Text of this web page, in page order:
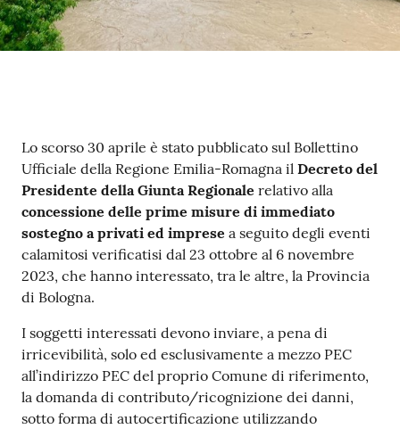
Contenuto
Lo scorso 30 aprile è stato pubblicato sul Bollettino
Ufficiale della Regione Emilia-Romagna il Decreto del
Presidente della Giunta Regionale relativo alla
concessione delle prime misure di immediato
sostegno a privati ed imprese a seguito degli eventi
calamitosi verificatisi dal 23 ottobre al 6 novembre
2023, che hanno interessato, tra le altre, la Provincia
di Bologna.
I soggetti interessati devono inviare, a pena di
irricevibilità, solo ed esclusivamente a mezzo PEC
all’indirizzo PEC del proprio Comune di riferimento,
la domanda di contributo/ricognizione dei danni,
sotto forma di autocertificazione utilizzando